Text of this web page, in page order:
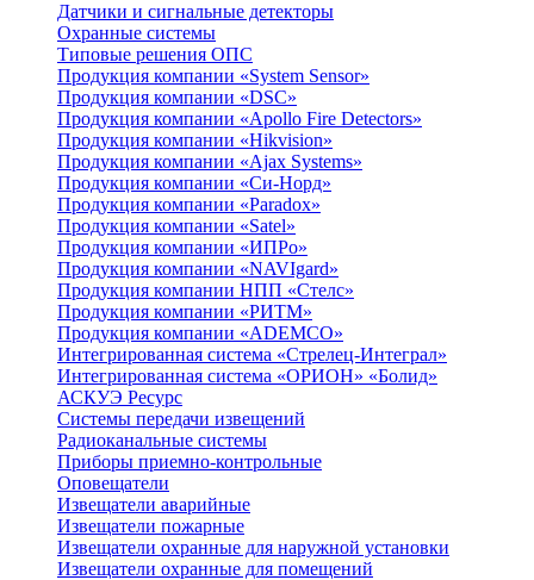
Датчики и сигнальные детекторы
Охранные системы
Типовые решения ОПС
Продукция компании «System Sensor»
Продукция компании «DSC»
Продукция компании «Apollo Fire Detectors»
Продукция компании «Hikvision»
Продукция компании «Ajax Systems»
Продукция компании «Си-Норд»
Продукция компании «Paradox»
Продукция компании «Satel»
Продукция компании «ИПРо»
Продукция компании «NAVIgard»
Продукция компании НПП «Стелс»
Продукция компании «РИТМ»
Продукция компании «ADEMCO»
Интегрированная система «Стрелец-Интеграл»
Интегрированная система «ОРИОН» «Болид»
АСКУЭ Ресурс
Системы передачи извещений
Радиоканальные системы
Приборы приемно-контрольные
Оповещатели
Извещатели аварийные
Извещатели пожарные
Извещатели охранные для наружной установки
Извещатели охранные для помещений